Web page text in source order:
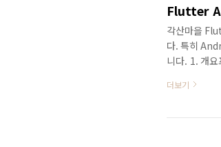
Flutter
각산마을
다. 특히
니다. 1. 개
얻을 수 있도
문제
더보기